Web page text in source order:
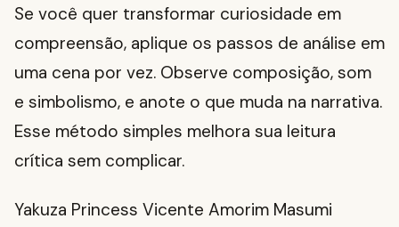
Se você quer transformar curiosidade em
compreensão, aplique os passos de análise em
uma cena por vez. Observe composição, som
e simbolismo, e anote o que muda na narrativa.
Esse método simples melhora sua leitura
crítica sem complicar.
Yakuza Princess Vicente Amorim Masumi